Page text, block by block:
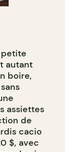
petite
autant
boire,
assiettes
de
cacio
$, avec